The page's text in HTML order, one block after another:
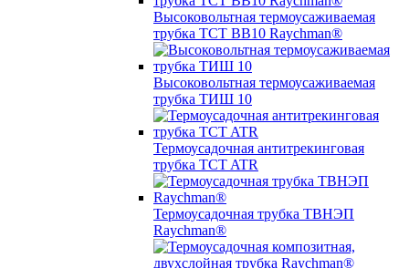
Высоковольтная термоусаживаемая
трубка TCT BB10 Raychman®
Высоковольтная термоусаживаемая
трубка ТИШ 10
Термоусадочная антитрекинговая
трубка TCT ATR
Термоусадочная трубка ТВНЭП
Raychman®